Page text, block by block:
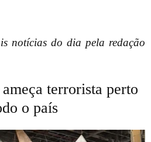
notícias do dia pela redação
terrorista perto
o país